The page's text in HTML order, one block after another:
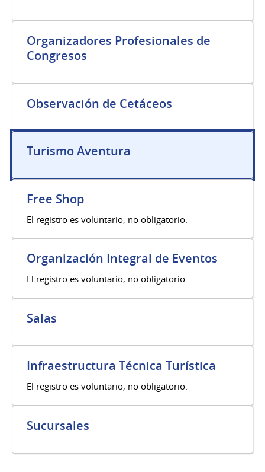
Organizadores Profesionales de
Congresos
Observación de Cetáceos
Turismo Aventura
Free Shop
El registro es voluntario, no obligatorio.
Organización Integral de Eventos
El registro es voluntario, no obligatorio.
Salas
Infraestructura Técnica Turística
El registro es voluntario, no obligatorio.
Sucursales